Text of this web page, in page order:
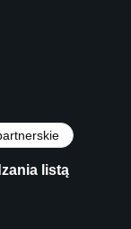
listą